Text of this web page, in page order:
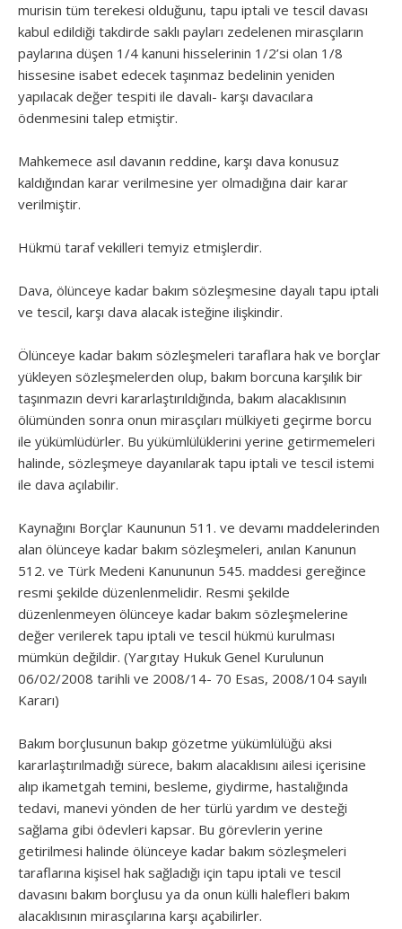
murisin tüm terekesi olduğunu, tapu iptali ve tescil davası
kabul edildiği takdirde saklı payları zedelenen mirasçıların
paylarına düşen 1/4 kanuni hisselerinin 1/2’si olan 1/8
hissesine isabet edecek taşınmaz bedelinin yeniden
yapılacak değer tespiti ile davalı- karşı davacılara
ödenmesini talep etmiştir.
Mahkemece asıl davanın reddine, karşı dava konusuz
kaldığından karar verilmesine yer olmadığına dair karar
verilmiştir.
Hükmü taraf vekilleri temyiz etmişlerdir.
Dava, ölünceye kadar bakım sözleşmesine dayalı tapu iptali
ve tescil, karşı dava alacak isteğine ilişkindir.
Ölünceye kadar bakım sözleşmeleri taraflara hak ve borçlar
yükleyen sözleşmelerden olup, bakım borcuna karşılık bir
taşınmazın devri kararlaştırıldığında, bakım alacaklısının
ölümünden sonra onun mirasçıları mülkiyeti geçirme borcu
ile yükümlüdürler. Bu yükümlülüklerini yerine getirmemeleri
halinde, sözleşmeye dayanılarak tapu iptali ve tescil istemi
ile dava açılabilir.
Kaynağını Borçlar Kaununun 511. ve devamı maddelerinden
alan ölünceye kadar bakım sözleşmeleri, anılan Kanunun
512. ve Türk Medeni Kanununun 545. maddesi gereğince
resmi şekilde düzenlenmelidir. Resmi şekilde
düzenlenmeyen ölünceye kadar bakım sözleşmelerine
değer verilerek tapu iptali ve tescil hükmü kurulması
mümkün değildir. (Yargıtay Hukuk Genel Kurulunun
06/02/2008 tarihli ve 2008/14- 70 Esas, 2008/104 sayılı
Kararı)
Bakım borçlusunun bakıp gözetme yükümlülüğü aksi
kararlaştırılmadığı sürece, bakım alacaklısını ailesi içerisine
alıp ikametgah temini, besleme, giydirme, hastalığında
tedavi, manevi yönden de her türlü yardım ve desteği
sağlama gibi ödevleri kapsar. Bu görevlerin yerine
getirilmesi halinde ölünceye kadar bakım sözleşmeleri
taraflarına kişisel hak sağladığı için tapu iptali ve tescil
davasını bakım borçlusu ya da onun külli halefleri bakım
alacaklısının mirasçılarına karşı açabilirler.